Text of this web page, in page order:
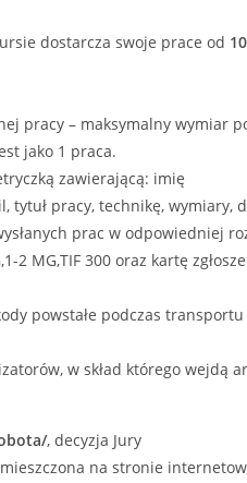
dostarcza swoje prace od
pracy – maksymalny wymiar
jako 1 praca.
zawierającą: imię
tytuł pracy, technikę, wymiary,
prac w odpowiedniej
2 MG,TIF 300 oraz kartę
powstałe podczas
w skład którego wejdą
, decyzja Jury
na stronie